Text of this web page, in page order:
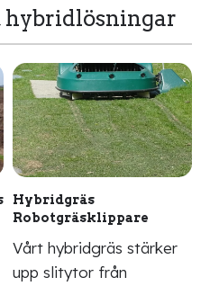
hybridlösningar
Hybridgräs
Robotgräsklippare
Vårt hybridgräs stärker
upp slitytor från